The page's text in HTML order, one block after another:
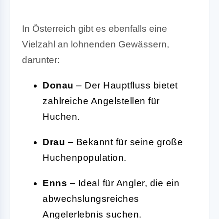
In Österreich gibt es ebenfalls eine
Vielzahl an lohnenden Gewässern,
darunter:
Donau – Der Hauptfluss bietet
zahlreiche Angelstellen für
Huchen.
Drau – Bekannt für seine große
Huchenpopulation.
Enns – Ideal für Angler, die ein
abwechslungsreiches
Angelerlebnis suchen.